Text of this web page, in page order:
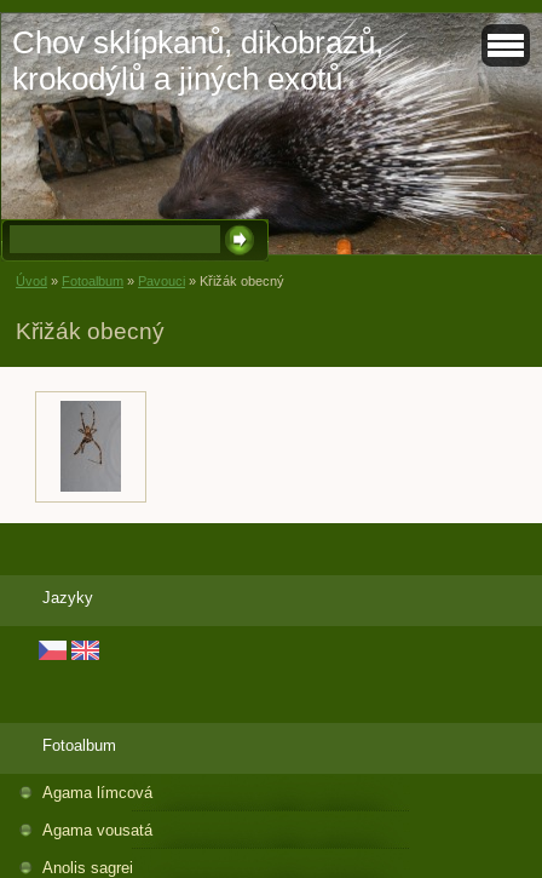
Chov sklípkanů, dikobrazů,
krokodýlů a jiných exotů
Úvod » Fotoalbum » Pavouci » Křižák obecný
Křižák obecný
Jazyky
Fotoalbum
Agama límcová
Agama vousatá
Anolis sagrei